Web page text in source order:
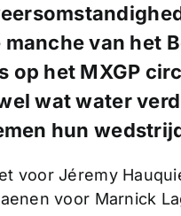
van het
het MXGP
wat water
hun
voor Jéremy
voor Marnick